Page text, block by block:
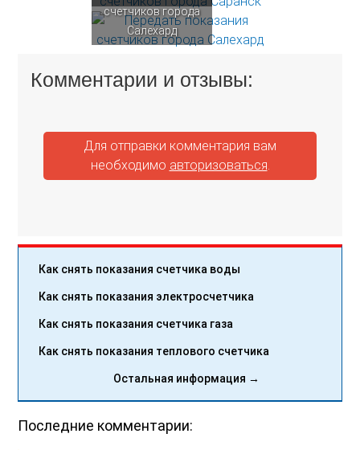
счетчиков города
Салехард
Комментарии и отзывы:
Для отправки комментария вам
необходимо авторизоваться
Как снять показания счетчика воды
Как снять показания электросчетчика
Как снять показания счетчика газа
Как снять показания теплового счетчика
Остальная информация →
Последние комментарии: